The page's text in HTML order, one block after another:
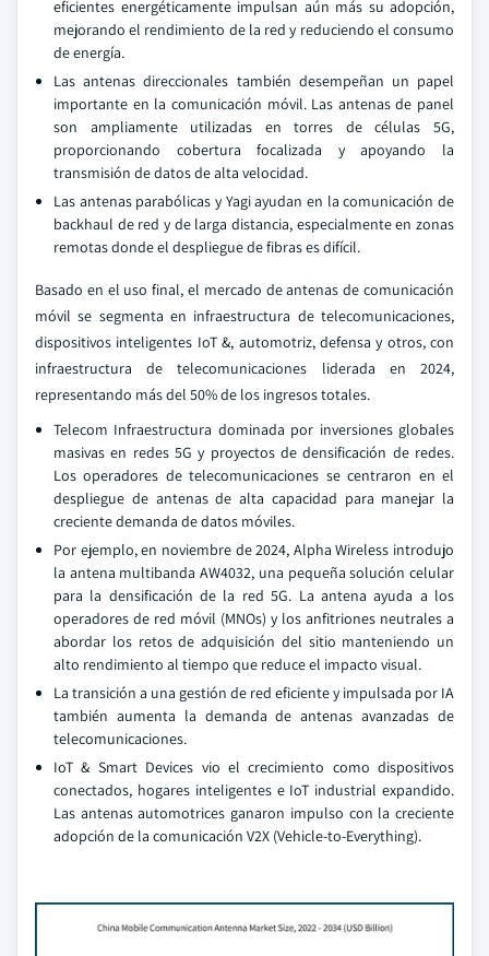
eficientes energéticamente impulsan aún más su adopción,
mejorando el rendimiento de la red y reduciendo el consumo
de energía.
Las antenas direccionales también desempeñan un papel
importante en la comunicación móvil. Las antenas de panel
son ampliamente utilizadas en torres de células 5G,
proporcionando cobertura focalizada y apoyando la
transmisión de datos de alta velocidad.
Las antenas parabólicas y Yagi ayudan en la comunicación de
backhaul de red y de larga distancia, especialmente en zonas
remotas donde el despliegue de fibras es difícil.
Basado en el uso final, el mercado de antenas de comunicación
móvil se segmenta en infraestructura de telecomunicaciones,
dispositivos inteligentes IoT &, automotriz, defensa y otros, con
infraestructura de telecomunicaciones liderada en 2024,
representando más del 50% de los ingresos totales.
Telecom Infraestructura dominada por inversiones globales
masivas en redes 5G y proyectos de densificación de redes.
Los operadores de telecomunicaciones se centraron en el
despliegue de antenas de alta capacidad para manejar la
creciente demanda de datos móviles.
Por ejemplo, en noviembre de 2024, Alpha Wireless introdujo
la antena multibanda AW4032, una pequeña solución celular
para la densificación de la red 5G. La antena ayuda a los
operadores de red móvil (MNOs) y los anfitriones neutrales a
abordar los retos de adquisición del sitio manteniendo un
alto rendimiento al tiempo que reduce el impacto visual.
La transición a una gestión de red eficiente y impulsada por IA
también aumenta la demanda de antenas avanzadas de
telecomunicaciones.
IoT & Smart Devices vio el crecimiento como dispositivos
conectados, hogares inteligentes e IoT industrial expandido.
Las antenas automotrices ganaron impulso con la creciente
adopción de la comunicación V2X (Vehicle-to-Everything).